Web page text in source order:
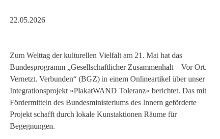
22.05.2026
Zum Welttag der kulturellen Vielfalt am 21. Mai hat das
Bundesprogramm „Gesellschaftlicher Zusammenhalt – Vor Ort.
Vernetzt. Verbunden“ (BGZ) in einem Onlineartikel über unser
Integrationsprojekt »PlakatWAND Toleranz« berichtet. Das mit
Fördermitteln des Bundesministeriums des Innern geförderte
Projekt schafft durch lokale Kunstaktionen Räume für
Begegnungen.